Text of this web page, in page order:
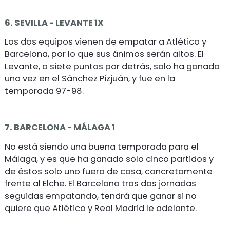
6. SEVILLA - LEVANTE 1X
Los dos equipos vienen de empatar a Atlético y
Barcelona, por lo que sus ánimos serán altos. El
Levante, a siete puntos por detrás, solo ha ganado
una vez en el Sánchez Pizjuán, y fue en la
temporada 97-98.
7. BARCELONA - MÁLAGA 1
No está siendo una buena temporada para el
Málaga, y es que ha ganado solo cinco partidos y
de éstos solo uno fuera de casa, concretamente
frente al Elche. El Barcelona tras dos jornadas
seguidas empatando, tendrá que ganar si no
quiere que Atlético y Real Madrid le adelante.